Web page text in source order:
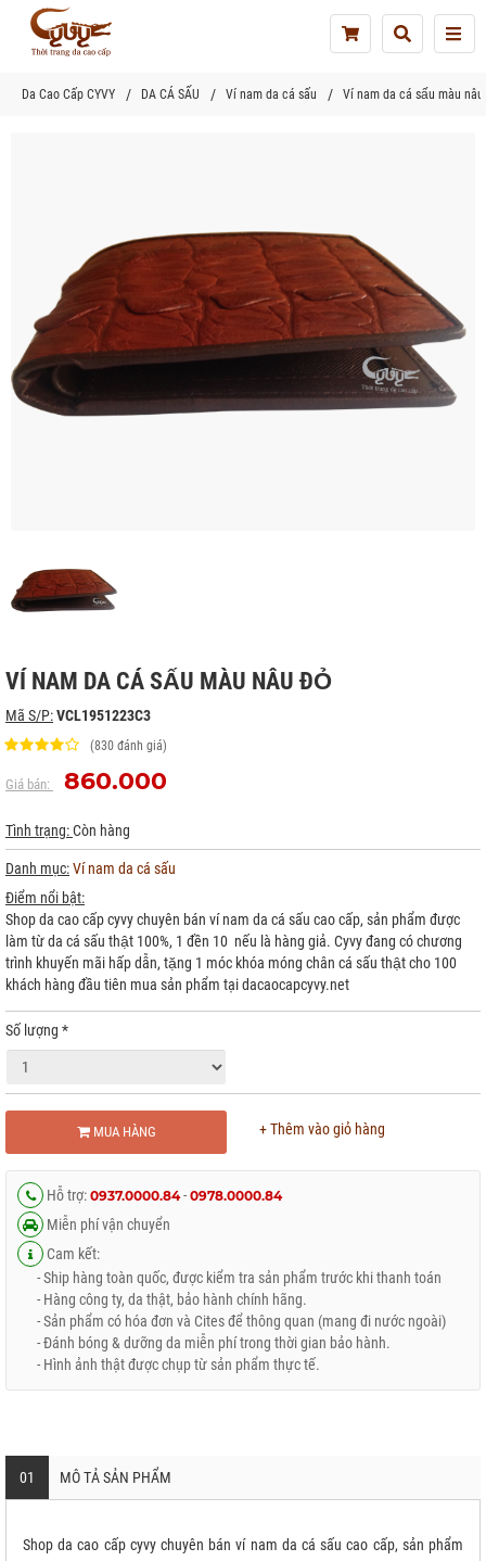
Da Cao Cấp CYVY DA CÁ SẤU Ví nam da cá sấu Ví nam da cá sấu màu
VÍ NAM DA CÁ SẤU MÀU NÂU ĐỎ
Mã S/P:VCL1951223C3
(830 đánh giá)
Giá bán: 860.000
Tình trạng:Còn hàng
Danh mục:Ví nam da cá sấu
Điểm nổi bật:
Shop da cao cấp cyvy chuyên bán ví nam da cá sấu cao cấp, sản phẩm được
làm từ da cá sấu thật 100%, 1 đền 10 nếu là hàng giả. Cyvy đang có chương
trình khuyến mãi hấp dẫn, tặng 1 móc khóa móng chân cá sấu thật cho 100
khách hàng đầu tiên mua sản phẩm tại dacaocapcyvy.net
Số lượng *
MUA HÀNG + Thêm vào giỏ hàng
Hỗ trợ: 0937.0000.84- 0978.0000.84
Miễn phí vận chuyển
Cam kết:
- Ship hàng toàn quốc, được kiểm tra sản phẩm trước khi thanh toán
- Hàng công ty, da thật, bảo hành chính hãng.
- Sản phẩm có hóa đơn và Cites để thông quan (mang đi nước ngoài)
- Đánh bóng & dưỡng da miễn phí trong thời gian bảo hành.
- Hình ảnh thật được chụp từ sản phẩm thực tế.
01 MÔ TẢ SẢN PHẨM
Shop da cao cấp cyvy chuyên bán ví nam da cá sấu cao cấp, sản phẩm